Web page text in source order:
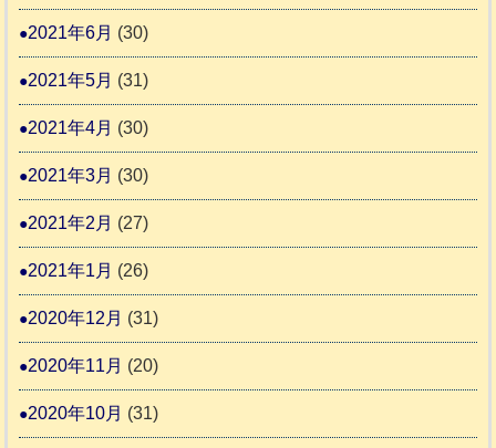
2021年6月 (30)
2021年5月 (31)
2021年4月 (30)
2021年3月 (30)
2021年2月 (27)
2021年1月 (26)
2020年12月 (31)
2020年11月 (20)
2020年10月 (31)